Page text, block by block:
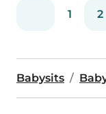
1 2
Babysits